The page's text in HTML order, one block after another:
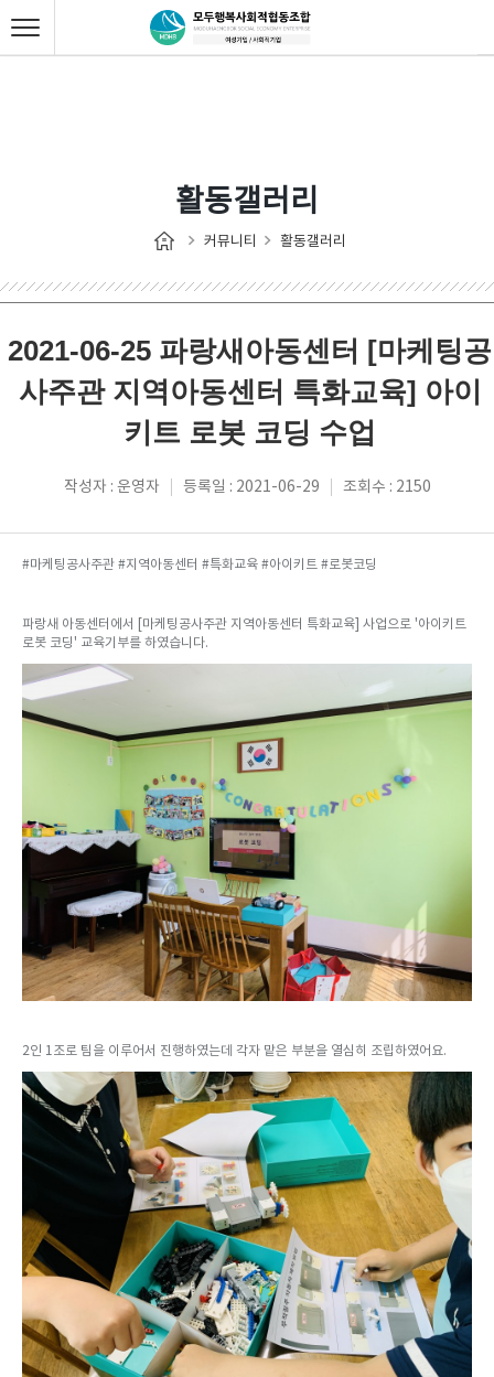
활동갤러리
커뮤니티 활동갤러리
2021-06-25 파랑새아동센터 [마케팅공
사주관 지역아동센터 특화교육] 아이
키트 로봇 코딩 수업
작성자 : 운영자 등록일 : 2021-06-29 조회수 : 2150
#마케팅공사주관 #지역아동센터 #특화교육 #아이키트 #로봇코딩
파랑새 아동센터에서 [마케팅공사주관 지역아동센터 특화교육] 사업으로 '아이키트
로봇 코딩' 교육기부를 하였습니다.
2인 1조로 팀을 이루어서 진행하였는데 각자 맡은 부분을 열심히 조립하였어요.